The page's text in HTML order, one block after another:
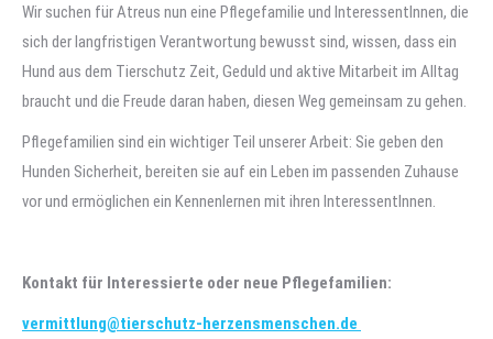
Wir suchen für Atreus nun eine Pflegefamilie und InteressentInnen, die
sich der langfristigen Verantwortung bewusst sind, wissen, dass ein
Hund aus dem Tierschutz Zeit, Geduld und aktive Mitarbeit im Alltag
braucht und die Freude daran haben, diesen Weg gemeinsam zu gehen.
Pflegefamilien sind ein wichtiger Teil unserer Arbeit: Sie geben den
Hunden Sicherheit, bereiten sie auf ein Leben im passenden Zuhause
vor und ermöglichen ein Kennenlernen mit ihren InteressentInnen.
Kontakt für Interessierte oder neue Pflegefamilien:
vermittlung@tierschutz-herzensmenschen.de